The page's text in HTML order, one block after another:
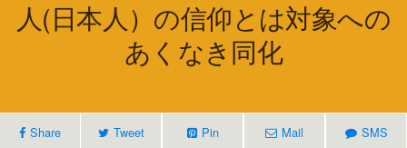
人(日本人）の信仰とは対象への
あくなき同化
Share Tweet Pin Mail SMS